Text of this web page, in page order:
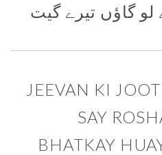
لو گاؤں تیرے گیت
JEEVAN KI
SAY
BHATKAY